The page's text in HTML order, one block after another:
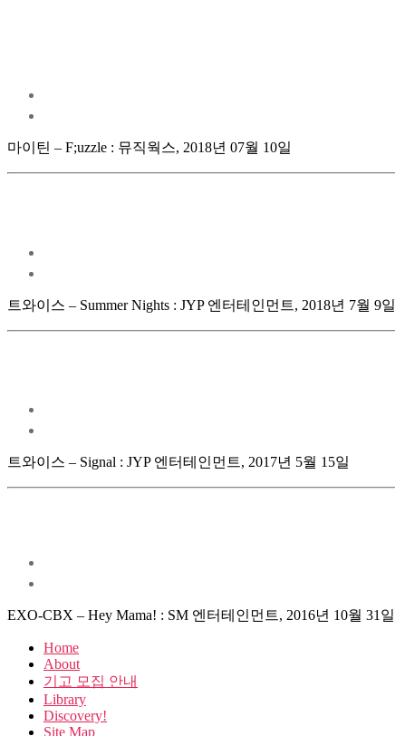
마이틴 – F;uzzle : 뮤직웍스, 2018년 07월 10일
트와이스 – Summer Nights : JYP 엔터테인먼트, 2018년 7월 9일
트와이스 – Signal : JYP 엔터테인먼트, 2017년 5월 15일
EXO-CBX – Hey Mama! : SM 엔터테인먼트, 2016년 10월 31일
Home
About
기고 모집 안내
Library
Discovery!
Site Map